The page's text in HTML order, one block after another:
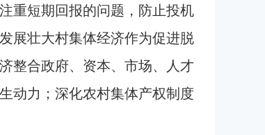
重短期回报的问题，防止投机
展壮大村集体经济作为促进脱
整合政府、资本、市场、人才
动力；深化农村集体产权制度